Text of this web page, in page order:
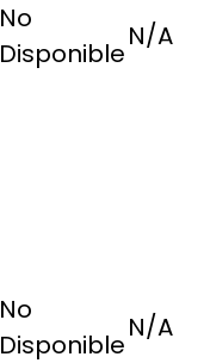
No
Disponible
N/A
No
Disponible
N/A